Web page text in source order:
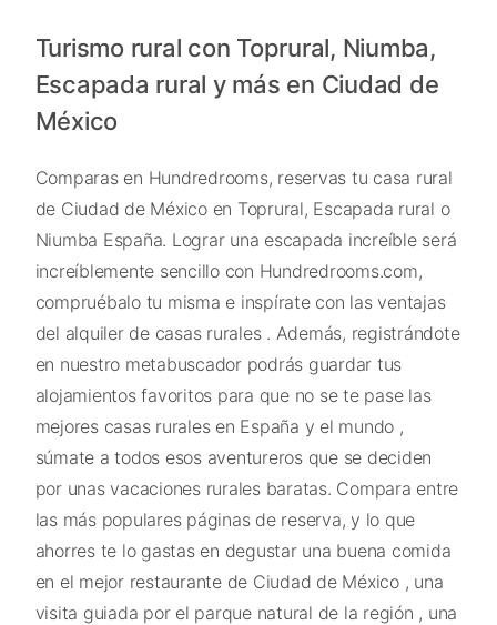
Turismo rural con Toprural, Niumba,
Escapada rural y más en Ciudad de
México
Comparas en Hundredrooms, reservas tu casa rural
de Ciudad de México en Toprural, Escapada rural o
Niumba España. Lograr una escapada increíble será
increíblemente sencillo con Hundredrooms.com,
compruébalo tu misma e inspírate con las ventajas
del alquiler de casas rurales . Además, registrándote
en nuestro metabuscador podrás guardar tus
alojamientos favoritos para que no se te pase las
mejores casas rurales en España y el mundo ,
súmate a todos esos aventureros que se deciden
por unas vacaciones rurales baratas. Compara entre
las más populares páginas de reserva, y lo que
ahorres te lo gastas en degustar una buena comida
en el mejor restaurante de Ciudad de México , una
visita guiada por el parque natural de la región , una